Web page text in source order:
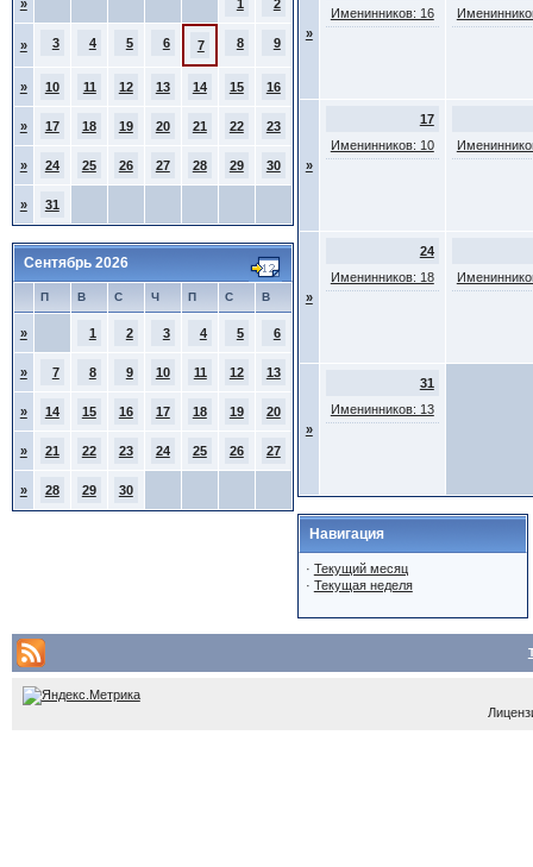
» 1 2
» 3 4 5 6 7 8 9
» 10 11 12 13 14 15 16
» 17 18 19 20 21 22 23
» 24 25 26 27 28 29 30
» 31
Сентябрь 2026
П В С Ч П С В
» 1 2 3 4 5 6
» 7 8 9 10 11 12 13
» 14 15 16 17 18 19 20
» 21 22 23 24 25 26 27
» 28 29 30
»
Именинников: 16
»
17
Именинников: 10
»
24
Именинников: 18
»
31
Именинников: 13
Навигация
· Текущий месяц
· Текущая неделя